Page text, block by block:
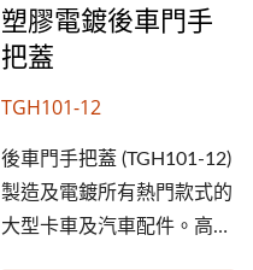
塑膠電鍍後車門手
把蓋
TGH101-12
後車門手把蓋 (TGH101-12)
製造及電鍍所有熱門款式的
大型卡車及汽車配件。高規